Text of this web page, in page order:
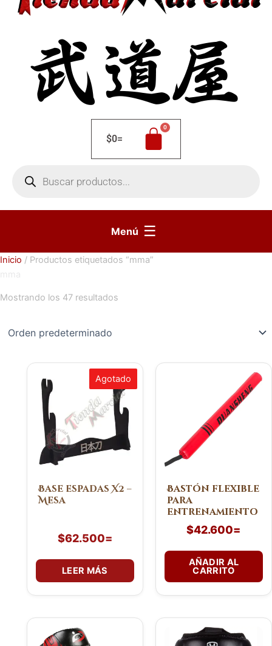
$0=
productos
Menú ☰
Inicio / Productos etiquetados “mma”
Mostrando los 47 resultados
Agotado
Base espadas X2 –
Mesa
$62.500=
LEER MÁS
Bastón flexible
para
entrenamiento
$42.600=
AÑADIR AL
CARRITO
producto